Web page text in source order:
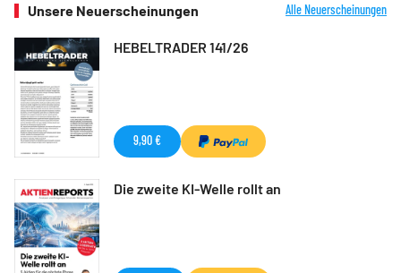
Unsere Neuerscheinungen Alle Neuerscheinungen
HEBELTRADER 141/26
9,90 €
Die zweite KI-Welle rollt an